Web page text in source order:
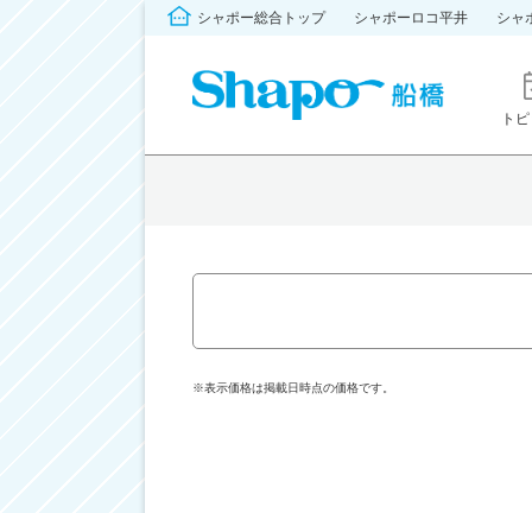
シャポー総合トップ シャポーロコ平井 シャ
ト
※表示価格は掲載日時点の価格です。